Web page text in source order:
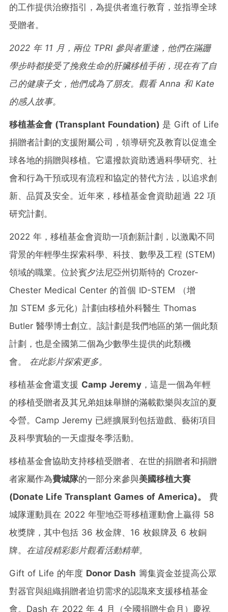
的工作提供治療指引，為提供者進行教育，並指導全球
受贈者。
2022 年11 月，兩位TPRI 參與者重逢，他們在蹣跚
學步時都接受了挽救生命的肝臟移植手術，現在有了自
己的健康子女，他們成為了朋友。 觀看 Anna 和 Kate
的感人故事。
移植基金會 (Transplant Foundation) 是 Gift of Life
捐贈者計劃的支援附屬公司，領導研究及教育以促進全
球各地的捐贈與移植。它還撥款資助透過科學研究、社
會和行為干預或現有流程和協定的替代方法，以追求創
新、品質及安全。近年來，移植基金會資助超過 22 項
研究計劃。
2022 年，移植基金會資助一項創新計劃，以激勵不同
背景的年輕學生探索科學、科技、數學及工程 (STEM)
領域的職業。位於賓夕法尼亞州切斯特的 Crozer-
Chester Medical Center 的首個 ID-STEM （增
加 STEM 多元化）計劃由移植外科醫生 Thomas
Butler 醫學博士創立。該計劃是我們地區的第一個此類
計劃，也是全國第二個為少數學生提供的此類機
會。 在此影片探索更多。
移植基金會還支援 Camp Jeremy ，這是一個為年輕
的移植受贈者及其兄弟姐妹舉辦的滿載歡樂與友誼的夏
令營。Camp Jeremy 已經擴展到包括遊戲、藝術項目
及科學實驗的一天虛擬冬季活動。
移植基金會協助支持移植受贈者、在世的捐贈者和捐贈
者家屬作為費城隊的一部分來參與美國移植大賽
(Donate Life Transplant Games of America)。
費
城隊運動員在 2022 年聖地亞哥移植運動會上贏得 58
枚獎牌，其中包括 36 枚金牌、16 枚銀牌及 6 枚銅
牌。 在這段精彩影片觀看活動精華。
Gift of Life 的年度 Donor Dash 籌集資金並提高公眾
對器官與組織捐贈者迫切需求的認識來支援移植基金
會。Dash 在 2022 年 4 月（全國捐贈生命月）慶祝